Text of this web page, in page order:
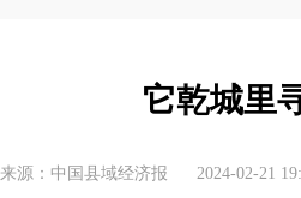
它乾城里
来源：中国县域经济报 2024-02-21